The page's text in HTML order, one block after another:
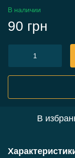
В наличии
90 грн
В